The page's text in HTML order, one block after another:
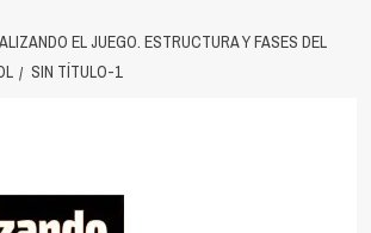
EL JUEGO. ESTRUCTURA Y FASES DEL
SIN TÍTULO-1